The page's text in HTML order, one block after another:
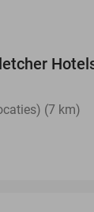
(7 km)